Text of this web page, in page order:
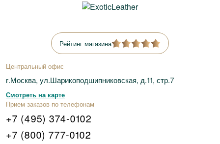
Рейтинг магазина
Центральный офис
г.Москва, ул.Шарикоподшипниковская, д.11, стр.7
Смотреть на карте
Прием заказов по телефонам
+7 (495) 374-0102
+7 (800) 777-0102